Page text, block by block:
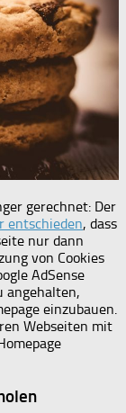
gerechnet: Der
entschieden, dass
nur dann
von Cookies
AdSense
angehalten,
einzubauen.
Webseiten mit